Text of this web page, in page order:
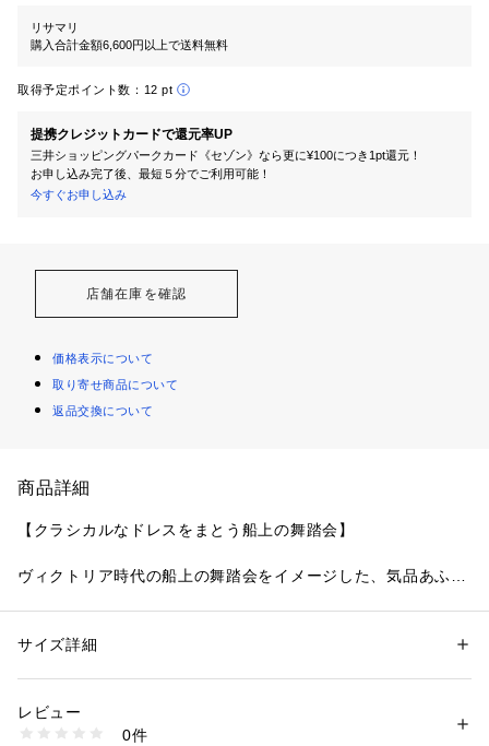
リサマリ
購入合計金額6,600円以上で送料無料
取得予定ポイント数： 12 pt
提携クレジットカードで還元率UP
三井ショッピングパークカード《セゾン》なら更に¥100につき1pt還元！
お申し込み完了後、最短５分でご利用可能！
今すぐお申し込み
店舗在庫を確認
価格表示について
取り寄せ商品について
返品交換について
商品詳細
【クラシカルなドレスをまとう船上の舞踏会】
ヴィクトリア時代の船上の舞踏会をイメージした、気品あふれ
んなフリルモチーフを大胆にデザインしました。フリルを飾る
ヴィクトリア時代の建造物を連想させる繊細な幾何学模様も組
み合わせ、重厚感のある優雅な印象に仕上がりました。カラー
性別：レディース
素材：ポリエステル・ナイロン・ポリウレタン
商品番号：
N05-79180 （ショップ）
サイズ詳細
レビュー
0件